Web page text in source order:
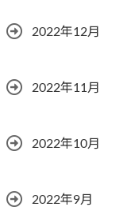
2022年12月
2022年11月
2022年10月
2022年9月